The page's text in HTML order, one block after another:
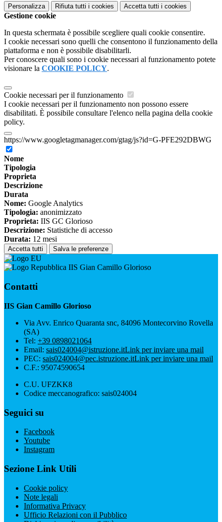
Personalizza Rifiuta tutti i cookies Accetta tutti i cookies
Gestione cookie
In questa schermata è possibile scegliere quali cookie consentire.
I cookie necessari sono quelli che consentono il funzionamento della
piattaforma e non è possibile disabilitarli.
Per conoscere quali sono i cookie necessari al funzionamento potete
visionare la COOKIE POLICY.
Cookie necessari per il funzionamento
I cookie necessari per il funzionamento non possono essere
disabilitati. È possibile consultare l'elenco nella pagina della cookie
policy.
https://www.googletagmanager.com/gtag/js?id=G-PFE292DBWG
Nome
Tipologia
Proprieta
Descrizione
Durata
Nome: Google Analytics
Tipologia: anonimizzato
Proprieta: IIS GC Glorioso
Descrizione: Statistiche di accesso
Durata: 12 mesi
Accetta tutti Salva le preferenze
IIS Gian Camillo Glorioso
Contatti
IIS Gian Camillo Glorioso
Via Avv. Enrico Quaranta snc, 84096 Montecorvino Rovella
(SA)
Tel: +39 0898021064
Email: sais024004@istruzione.itLink per inviare una mail
PEC: sais024004@pec.istruzione.itLink per inviare una mail
C.F.: 95074590654
C.U. UFZKK8
Codice meccanografico: sais024004
Seguici su
Facebook
Youtube
Instagram
Sezione Link Utili
Cookie policy
Note legali
Informativa Privacy
Ufficio Relazioni con il Pubblico